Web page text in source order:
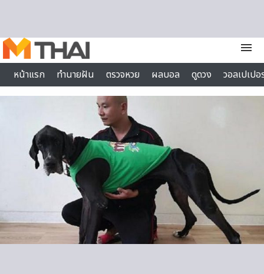
menu
หน้าแรก
ทำนายฝัน ตรวจหวย ผลบอล ดูดวง
วอลเปเป
ไลฟ์สไตล์